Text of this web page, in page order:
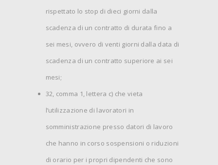
rispettato lo stop di dieci giorni dalla
scadenza di un contratto di durata fino a
sei mesi, ovvero di venti giorni dalla data di
scadenza di un contratto superiore ai sei
mesi;
32, comma 1, lettera c) che vieta
l’utilizzazione di lavoratori in
somministrazione presso datori di lavoro
che hanno in corso sospensioni o riduzioni
di orario per i propri dipendenti che sono